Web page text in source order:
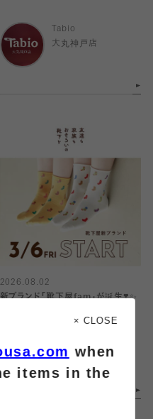
Tabio
大丸神戸店
2026.08.02
新ブランド「靴下屋fam」が誕生❣️✨
イオンモール名取店
× CLOSE
when
items in the